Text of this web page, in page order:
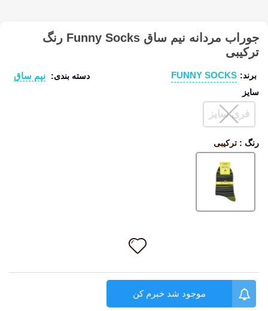
جوراب مردانه نیم ساق Funny Socks رنگ
ترکیبی
برند: FUNNY SOCKS دسته بندی: نیم ساق
سایز
فری سایز
رنگ : ترکیبی
موجود شد خبرم کن